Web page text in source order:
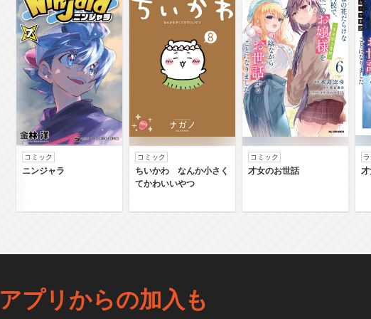
コミック
ニンジャラ
コミック
ちいかわ なんか小さく
てかわいいやつ
コミック
才女のお世話
アプリからの加入も